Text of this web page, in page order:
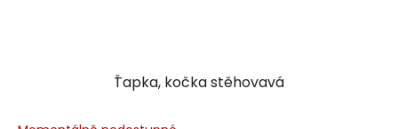
Ťapka, kočka stěhovavá